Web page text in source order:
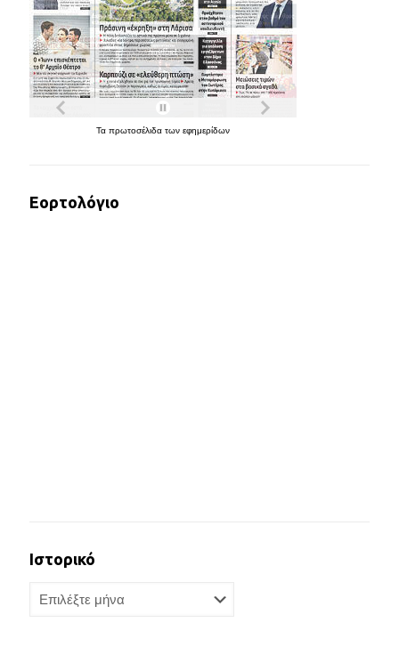
Τα πρωτοσέλιδα των εφημερίδων
Εορτολόγιο
Ιστορικό